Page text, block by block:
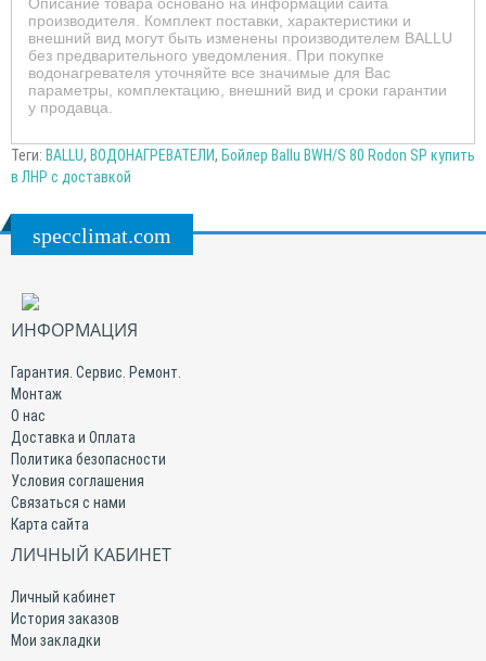
Описание товара основано на информации сайта
производителя. Комплект поставки, характеристики и
внешний вид могут быть изменены производителем BALLU
без предварительного уведомления. При покупке
водонагревателя уточняйте все значимые для Вас
параметры, комплектацию, внешний вид и сроки гарантии
у продавца.
Теги: BALLU, ВОДОНАГРЕВАТЕЛИ, Бойлер Ballu BWH/S 80 Rodon SP купить
в ЛНР с доставкой
specclimat.com
ИНФОРМАЦИЯ
Гарантия. Сервис. Ремонт.
Монтаж
О нас
Доставка и Оплата
Политика безопасности
Условия соглашения
Связаться с нами
Карта сайта
ЛИЧНЫЙ КАБИНЕТ
Личный кабинет
История заказов
Мои закладки